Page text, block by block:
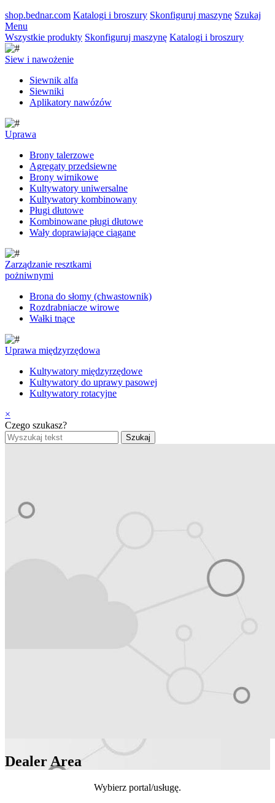
shop.bednar.com Katalogi i broszury Skonfiguruj maszynę Szukaj
Menu
Wszystkie produkty Skonfiguruj maszynę Katalogi i broszury
Siew i nawożenie
Siewnik alfa
Siewniki
Aplikatory nawózów
Uprawa
Brony talerzowe
Agregaty przedsiewne
Brony wirnikowe
Kultywatory uniwersalne
Kultywatory kombinowany
Pługi dłutowe
Kombinowane pługi dłutowe
Wały doprawiające ciągane
Zarządzanie resztkami
pożniwnymi
Brona do słomy (chwastownik)
Rozdrabniacze wirowe
Wałki tnące
Uprawa międzyrzędowa
Kultywatory międzyrzędowe
Kultywatory do uprawy pasowej
Kultywatory rotacyjne
×
Czego szukasz?
Dealer Area
Wybierz portal/usługę.